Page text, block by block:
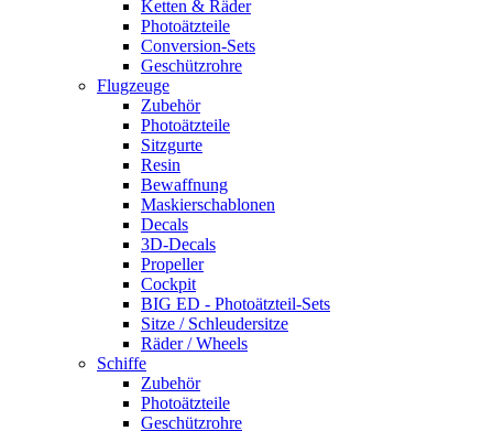
Ketten & Räder
Photoätzteile
Conversion-Sets
Geschützrohre
Flugzeuge
Zubehör
Photoätzteile
Sitzgurte
Resin
Bewaffnung
Maskierschablonen
Decals
3D-Decals
Propeller
Cockpit
BIG ED - Photoätzteil-Sets
Sitze / Schleudersitze
Räder / Wheels
Schiffe
Zubehör
Photoätzteile
Geschützrohre